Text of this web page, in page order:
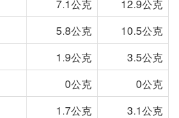
7.1公克
12.9公克
5.8公克
10.5公克
1.9公克
3.5公克
0公克
0公克
1.7公克
3.1公克